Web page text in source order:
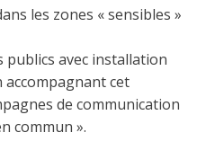
les zones « sensibles »
publics avec installation
cet
de communication
commun ».